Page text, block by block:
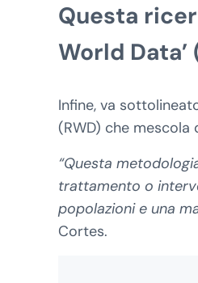
Questa
World Data’
Infine, va
(RWD) che
“Questa
trattamento o
popolazioni e una
Cortes.